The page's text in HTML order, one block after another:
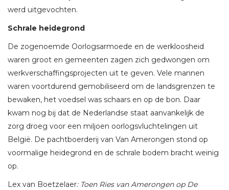
werd uitgevochten.
Schrale heidegrond
De zogenoemde Oorlogsarmoede en de werkloosheid
waren groot en gemeenten zagen zich gedwongen om
werkverschaffingsprojecten uit te geven. Vele mannen
waren voortdurend gemobiliseerd om de landsgrenzen te
bewaken, het voedsel was schaars en op de bon. Daar
kwam nog bij dat de Nederlandse staat aanvankelijk de
zorg droeg voor een miljoen oorlogsvluchtelingen uit
België. De pachtboerderij van Van Amerongen stond op
voormalige heidegrond en de schrale bodem bracht weinig
op.
Lex van Boetzelaer: Toen Ries van Amerongen op De